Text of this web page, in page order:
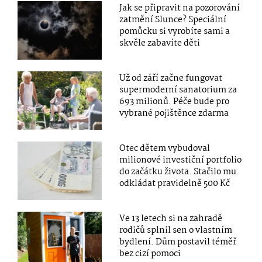
Jak se připravit na pozorování
zatmění Slunce? Speciální
pomůcku si vyrobíte sami a
skvěle zabavíte děti
Už od září začne fungovat
supermoderní sanatorium za
693 milionů. Péče bude pro
vybrané pojištěnce zdarma
Otec dětem vybudoval
milionové investiční portfolio
do začátku života. Stačilo mu
odkládat pravidelně 500 Kč
Ve 13 letech si na zahradě
rodičů splnil sen o vlastním
bydlení. Dům postavil téměř
bez cizí pomoci